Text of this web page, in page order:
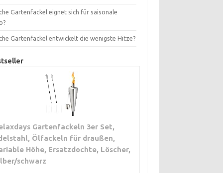
Gartenfackel eignet sich für saisonale
Gartenfackel entwickelt die wenigste Hitze?
Gartenfackeln 3er Set,
Ölfackeln für draußen,
Höhe, Ersatzdochte, Löscher,
schwarz